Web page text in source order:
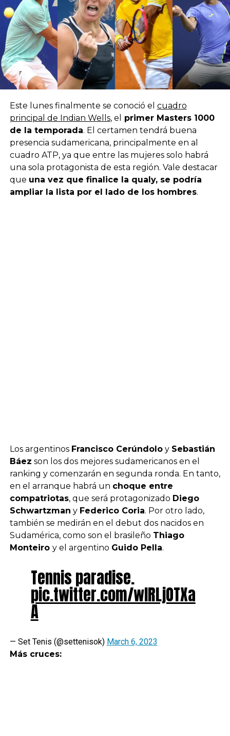
Este lunes finalmente se conoció el cuadro
principal de Indian Wells, el
primer Masters 1000
de la temporada. El certamen tendrá buena
presencia sudamericana, principalmente en al
cuadro ATP, ya que entre las mujeres solo habrá
una sola protagonista de esta región. Vale destacar
que una vez que finalice la qualy, se podría
ampliar la lista por el lado de los hombres.
Los argentinos Francisco Cerúndoloy Sebastián
Báez son los dos mejores sudamericanos en el
ranking y comenzarán en segunda ronda. En tanto,
en el arranque habrá un choque entre
compatriotas, que será protagonizado Diego
Schwartzman y Federico Coria. Por otro lado,
también se medirán en el debut dos nacidos en
Sudamérica, como son el brasileño Thiago
Monteiro y el argentino Guido Pella.
Tennis paradise.
pic.twitter.com/wIRLjOTXa
A
— Set Tenis (@settenisok) March 6, 2023
Más cruces: